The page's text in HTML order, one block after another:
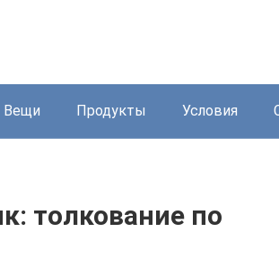
Вещи Продукты Условия
толкование по